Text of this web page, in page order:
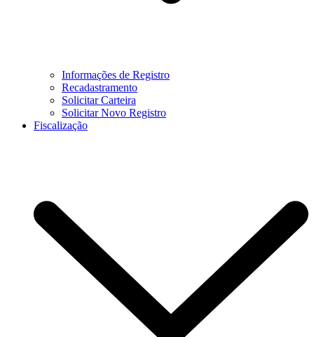
Informações de Registro
Recadastramento
Solicitar Carteira
Solicitar Novo Registro
Fiscalização